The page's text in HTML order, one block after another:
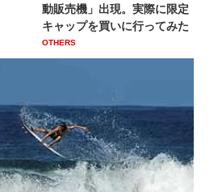
動販売機」出現。実際に限定
キャップを買いに行ってみた
OTHERS